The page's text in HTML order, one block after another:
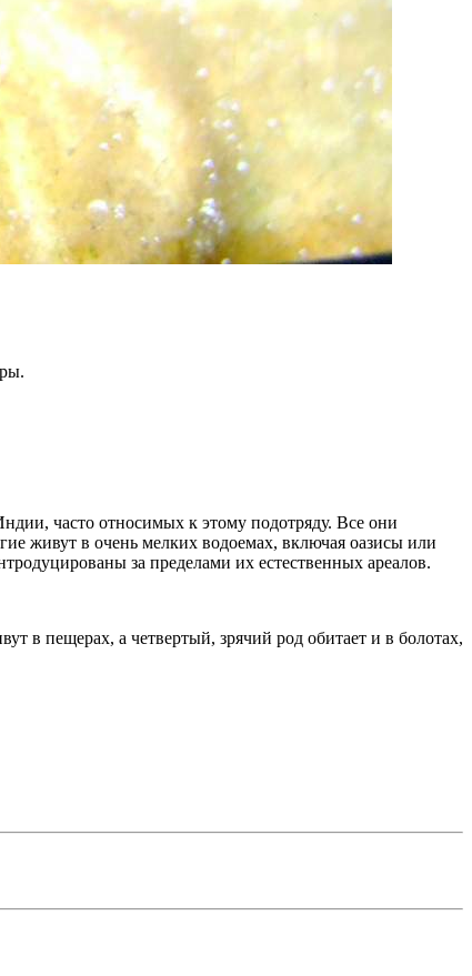
часто относимых к этому подотряду. Все они
живут в очень мелких водоемах, включая оазисы или
за пределами их естественных ареалов.
в пещерах, а четвертый, зрячий род обитает и в болотах,